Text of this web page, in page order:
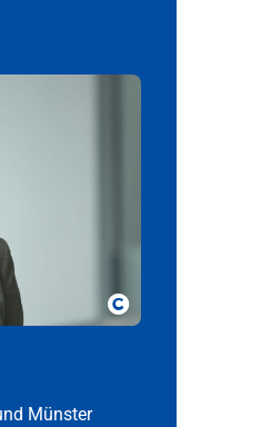
Copyright
Münster